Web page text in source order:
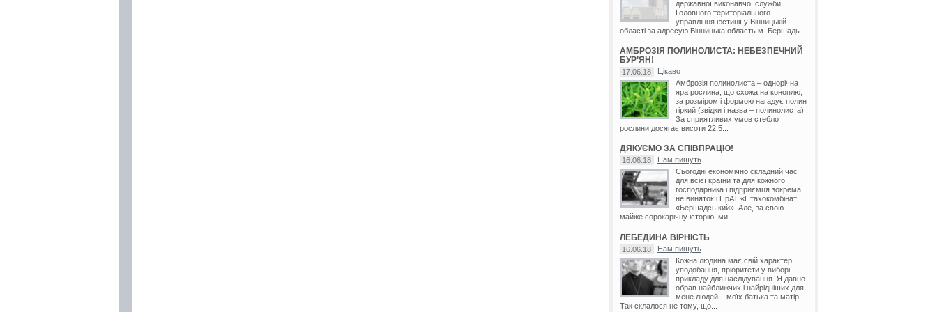
державної виконавчої служби
Головного територіального
управління юстиції у Вінницькій
області за адресую Вінницька область м. Бершадь...
АМБРОЗІЯ ПОЛИНОЛИСТА: НЕБЕЗПЕЧНИЙ
БУР’ЯН!
17.06.18
Цікаво
Амброзія полинолиста – однорічна
яра рослина, що схожа на коноплю,
за розміром і формою нагадує полин
гіркий (звідки і назва – полинолиста).
За сприятливих умов стебло
рослини досягає висоти 22,5...
ДЯКУЄМО ЗА СПІВПРАЦЮ!
16.06.18
Нам пишуть
Сьогодні економічно складний час
для всієї країни та для кожного
господарника і підприємця зокрема,
не виняток і ПрАТ «Птахокомбінат
«Бершадсь кий». Але, за свою
майже сорокарічну історію, ми...
ЛЕБЕДИНА ВІРНІСТЬ
16.06.18
Нам пишуть
Кожна людина має свій характер,
уподобання, пріоритети у виборі
прикладу для наслідування. Я давно
обрав найближчих і найрідніших для
мене людей – моїх батька та матір.
Так склалося не тому, що...